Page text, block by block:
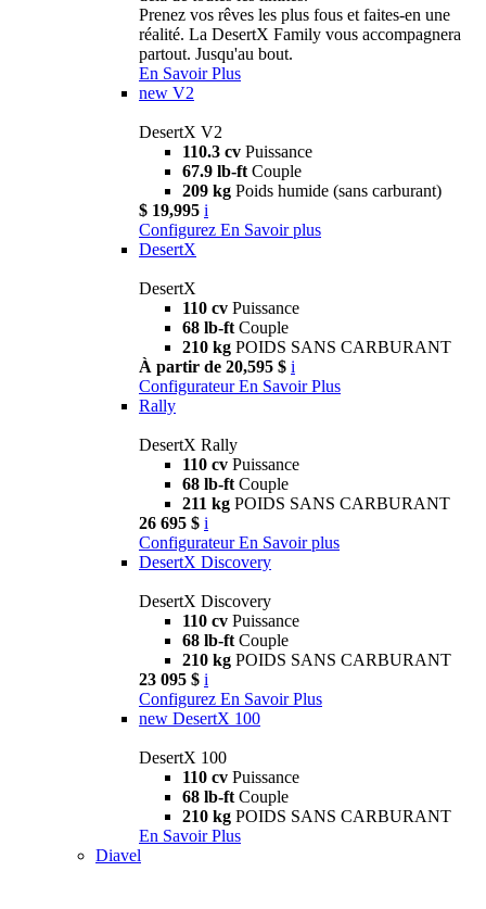
Prenez vos rêves les plus fous et faites-en une
réalité. La DesertX Family vous accompagnera
partout. Jusqu'au bout.
En Savoir Plus
new V2
DesertX V2
110.3 cv Puissance
67.9 lb-ft Couple
209 kg Poids humide (sans carburant)
$ 19,995 i
Configurez En Savoir plus
DesertX
DesertX
110 cv Puissance
68 lb-ft Couple
210 kg POIDS SANS CARBURANT
À partir de 20,595 $ i
Configurateur En Savoir Plus
Rally
DesertX Rally
110 cv Puissance
68 lb-ft Couple
211 kg POIDS SANS CARBURANT
26 695 $ i
Configurateur En Savoir plus
DesertX Discovery
DesertX Discovery
110 cv Puissance
68 lb-ft Couple
210 kg POIDS SANS CARBURANT
23 095 $ i
Configurez En Savoir Plus
new DesertX 100
DesertX 100
110 cv Puissance
68 lb-ft Couple
210 kg POIDS SANS CARBURANT
En Savoir Plus
Diavel